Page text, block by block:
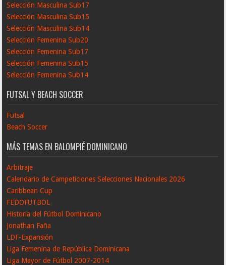
Selección Masculina Sub17
Selección Masculina Sub15
Selección Masculina Sub14
Selección Femenina Sub20
Selección Femenina Sub17
Selección Femenina Sub15
Selección Femenina Sub14
FUTSAL Y BEACH SOCCER
Futsal
Beach Soccer
MÁS TEMAS EN BALOMPIÉ DOMINICANO
Arbitraje
Calendario de Campeticiones Selecciones Nacionales 2026
Caribbean Cup
FEDOFUTBOL
Historia del Fútbol Dominicano
Jonathan Faña
LDF-Expansión
Liga Femenina de República Dominicana
Liga Mayor de Fútbol 2007-2014